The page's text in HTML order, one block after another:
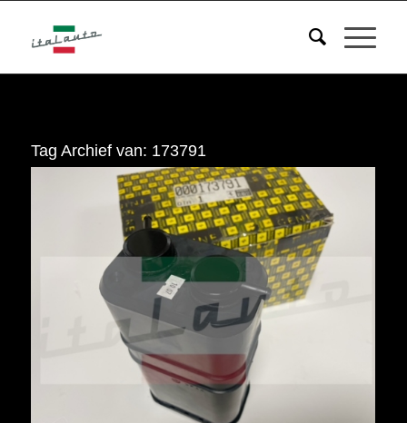
Tag Archief van: 173791